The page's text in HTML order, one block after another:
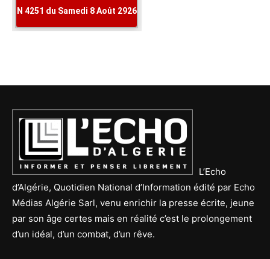
L’Echo
d’Algérie, Quotidien National d’Information édité par Echo
Médias Algérie Sarl, venu enrichir la presse écrite, jeune
par son âge certes mais en réalité c’est le prolongement
d’un idéal, d’un combat, d’un rêve.